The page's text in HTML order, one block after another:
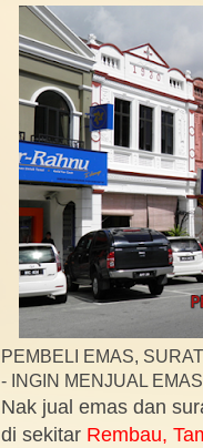
PEMBELI EMAS,
- INGIN MENJUAL
Nak jual emas dan
di sekitar Rembau,